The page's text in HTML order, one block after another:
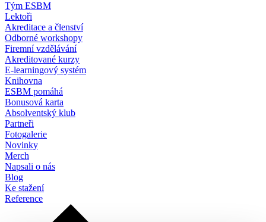
Tým ESBM
Lektoři
Akreditace a členství
Odborné workshopy
Firemní vzdělávání
Akreditované kurzy
E-learningový systém
Knihovna
ESBM pomáhá
Bonusová karta
Absolventský klub
Partneři
Fotogalerie
Novinky
Merch
Napsali o nás
Blog
Ke stažení
Reference